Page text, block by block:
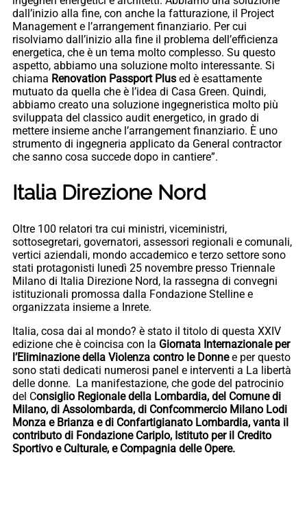
dall’inizio alla fine, con anche la fatturazione, il Project
Management e l’arrangement finanziario. Per cui
risolviamo dall’inizio alla fine il problema dell’efficienza
energetica, che è un tema molto complesso. Su questo
aspetto, abbiamo una soluzione molto interessante. Si
chiama Renovation Passport Plus ed è esattamente
mutuato da quella che è l’idea di Casa Green. Quindi,
abbiamo creato una soluzione ingegneristica molto più
sviluppata del classico audit energetico, in grado di
mettere insieme anche l’arrangement finanziario. È uno
strumento di ingegneria applicato da General contractor
che sanno cosa succede dopo in cantiere”.
Italia Direzione Nord
Oltre 100 relatori tra cui ministri, viceministri,
sottosegretari, governatori, assessori regionali e comunali,
vertici aziendali, mondo accademico e terzo settore sono
stati protagonisti lunedì 25 novembre presso Triennale
Milano di Italia Direzione Nord, la rassegna di convegni
istituzionali promossa dalla Fondazione Stelline e
organizzata insieme a Inrete.
Italia, cosa dai al mondo? è stato il titolo di questa XXIV
edizione che è coincisa con la Giornata Internazionale per
l’Eliminazione della Violenza contro le Donnee per questo
sono stati dedicati numerosi panel e interventi a La libertà
delle donne. La manifestazione, che gode del patrocinio
del Consiglio Regionale della Lombardia, del Comune di
Milano, di Assolombarda, di Confcommercio Milano Lodi
Monza e Brianza e di Confartigianato Lombardia, vanta il
contributo di Fondazione Cariplo, Istituto per il Credito
Sportivo e Culturale, e Compagnia delle Opere.